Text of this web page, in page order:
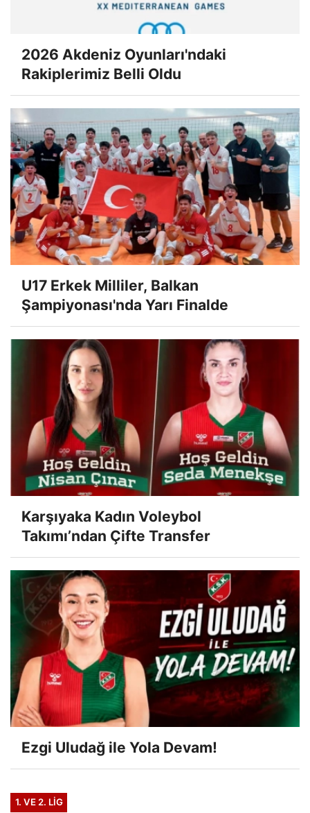
2026 Akdeniz Oyunları'ndaki
Rakiplerimiz Belli Oldu
U17 Erkek Milliler, Balkan
Şampiyonası'nda Yarı Finalde
Karşıyaka Kadın Voleybol
Takımı’ndan Çifte Transfer
Ezgi Uludağ ile Yola Devam!
1. VE 2. LIG